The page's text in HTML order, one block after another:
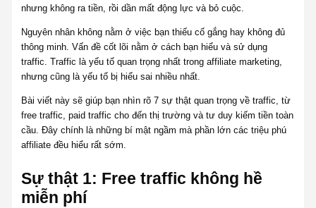
nhưng không ra tiền, rồi dần mất động lực và bỏ cuộc.
Nguyên nhân không nằm ở việc bạn thiếu cố gắng hay không đủ
thông minh. Vấn đề cốt lõi nằm ở cách bạn hiểu và sử dụng
traffic. Traffic là yếu tố quan trọng nhất trong affiliate marketing,
nhưng cũng là yếu tố bị hiểu sai nhiều nhất.
Bài viết này sẽ giúp bạn nhìn rõ 7 sự thật quan trọng về traffic, từ
free traffic, paid traffic cho đến thị trường và tư duy kiếm tiền toàn
cầu. Đây chính là những bí mật ngầm mà phần lớn các triệu phú
affiliate đều hiểu rất sớm.
Sự thật 1: Free traffic không hề
miễn phí